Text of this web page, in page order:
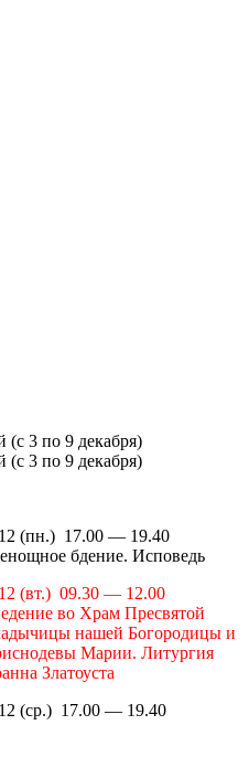
3 по 9 декабря)
3 по 9 декабря)
(пн.) 17.00 — 19.40
бдение. Исповедь
(вт.) 09.30 — 12.00
во Храм Пресвятой
нашей Богородицы и
Марии. Литургия
Златоуста
(ср.) 17.00 — 19.40